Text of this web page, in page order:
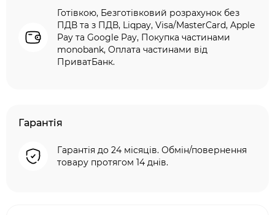
Готівкою, Безготівковий розрахунок без
ПДВ та з ПДВ, Liqpay, Visa/MasterCard, Apple
Pay та Google Pay, Покупка частинами
monobank, Оплата частинами від
ПриватБанк.
Гарантія
Гарантія до 24 місяців. Обмін/повернення
товару протягом 14 днів.